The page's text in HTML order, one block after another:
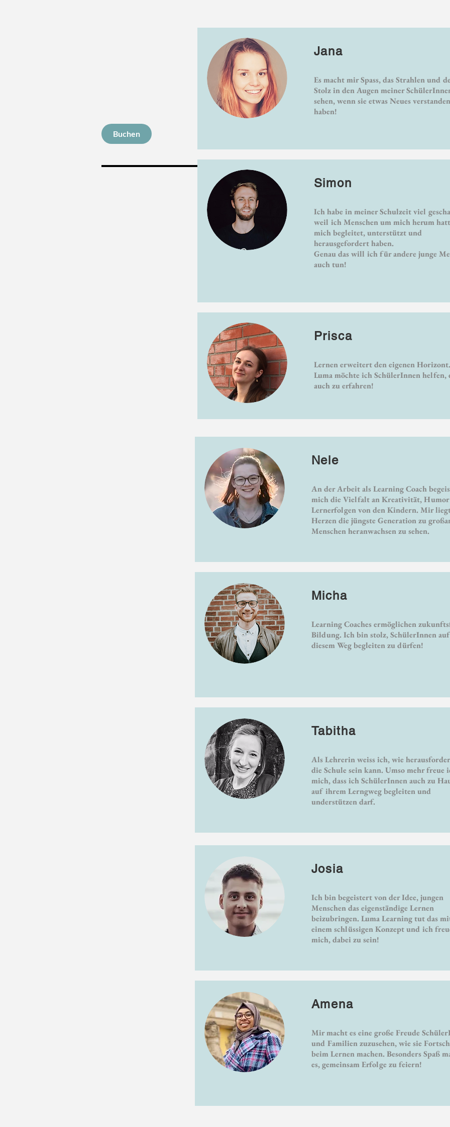
Jetzt unverbindliches Angebot erhalten
Buchen
Jana
Es macht mir Spass, das Strahlen und
Stolz in den Augen meiner
sehen, wenn sie etwas Neues verstanden
haben!
Simon
Ich habe in meiner Schulzeit viel
weil ich Menschen um mich herum
mich begleitet, unterstützt und
herausgefordert haben.
Genau das will ich für andere junge
auch tun!
Prisca
Lernen erweitert den eigenen
Luma möchte ich SchülerInnen helfen,
auch zu erfahren!
Nele
An der Arbeit als Learning Coach
mich die Vielfalt an Kreativität,
Lernerfolgen von den Kindern. Mir
Herzen die jüngste Generation zu
Menschen heranwachsen zu sehen.
Micha
Learning Coaches ermöglichen
Bildung. Ich bin stolz, SchülerInnen auf
diesem Weg begleiten zu dürfen!
Tabitha
Als Lehrerin weiss ich, wie
die Schule sein kann. Umso mehr freue
mich, dass ich SchülerInnen auch zu
auf ihrem Lerngweg begleiten und
understützen darf.
Josia
Ich bin begeistert von der Idee, jungen
Menschen das eigenständige Lernen
beizubringen. Luma Learning tut das
einem schlüssigen Konzept und ich
mich, dabei zu sein!
Amena
Mir macht es eine große Freude
und Familien zuzusehen, wie sie
beim Lernen machen. Besonders Spaß
es, gemeinsam Erfolge zu feiern!